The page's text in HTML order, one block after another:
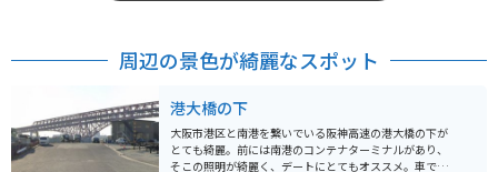
周辺の景色が綺麗なスポット
港大橋の下
大阪市港区と南港を繋いでいる阪神高速の港大橋の下が
とても綺麗。前には南港のコンテナターミナルがあり、
そこの照明が綺麗く、デートにとてもオススメ。車で岸